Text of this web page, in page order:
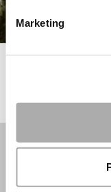
Marketing
ROSA CLARÁ